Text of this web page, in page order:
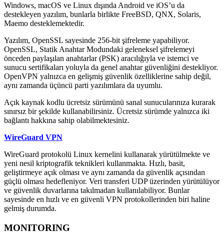
Windows, macOS ve Linux dışında Android ve iOS’u da
destekleyen yazılım, bunlarla birlikte FreeBSD, QNX, Solaris,
Maemo desteklemektedir.
Yazılım, OpenSSL sayesinde 256-bit şifreleme yapabiliyor.
OpenSSL, Statik Anahtar Modundaki geleneksel şifrelemeyi
önceden paylaşılan anahtarlar (PSK) aracılığıyla ve istemci ve
sunucu sertifikaları yoluyla da genel anahtar güvenliğini destekliyor.
OpenVPN yalnızca en gelişmiş güvenlik özelliklerine sahip değil,
aynı zamanda üçüncü parti yazılımlara da uyumlu.
Açık kaynak kodlu ücretsiz sürümünü sanal sunucularınıza kurarak
sınırsız bir şekilde kullanabilirsiniz. Ücretsiz sürümde yalnızca iki
bağlantı hakkına sahip olabilmektesiniz.
WireGuard VPN
WireGuard protokolü Linux kernelini kullanarak yürütülmekte ve
yeni nesil kriptografik teknikleri kullanmakta. Hızlı, basit,
geliştirmeye açık olması ve aynı zamanda da güvenlik açısından
güçlü olması hedefleniyor. Veri transferi UDP üzerinden yürütülüyor
ve güvenlik duvarlarına takılmadan kullanılabiliyor. Bunlar
sayesinde en hızlı ve en güvenli VPN protokollerinden biri haline
gelmiş durumda.
MONITORING